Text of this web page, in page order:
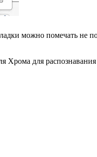
можно помечать не
Хрома для